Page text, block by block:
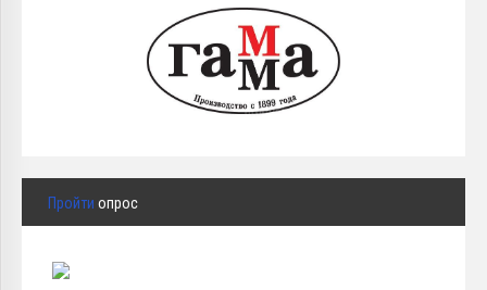
Пройти опрос